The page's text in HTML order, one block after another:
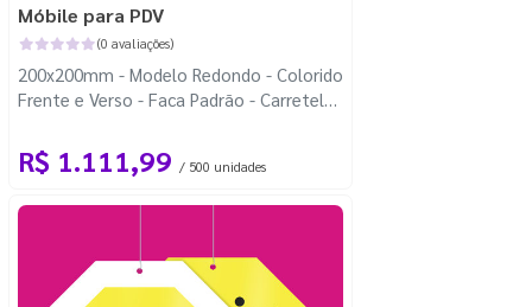
Móbile para PDV
(0 avaliações)
200x200mm - Modelo Redondo - Colorido
Frente e Verso - Faca Padrão - Carretel
R$ 1.111,99 / 500 unidades